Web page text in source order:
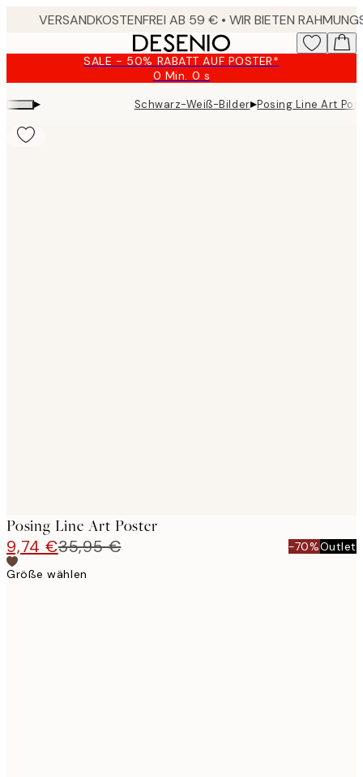
SALE - 50% RABATT AUF POSTER*
0 Min. 0 s
Gültig
bis:
2026-
▸ Schwarz-Weiß-Bilder▸Posing Line Art
Posing Line Art Poster
9,74 €35,95 € -70%Outlet
Größe wählen